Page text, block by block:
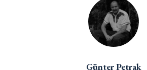
Günter Petrak